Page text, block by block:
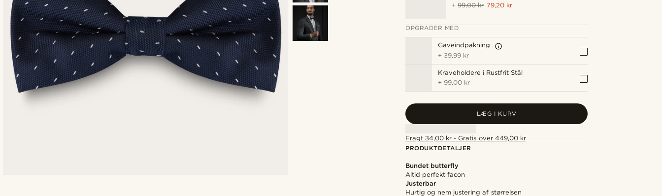
+99,00 kr 79,20 kr
OPGRADER MED
Gaveindpakning
+ 39,99 kr
Kraveholdere i Rustfrit Stål
+ 99,00 kr
LÆG I KURV
Fragt 34,00 kr - Gratis over 449,00 kr
PRODUKTDETALJER
Bundet butterfly
Altid perfekt facon
Justerbar
Hurtig og nem justering af størrelsen